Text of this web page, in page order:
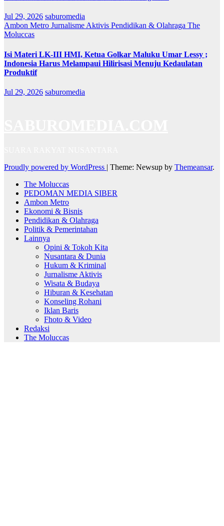
Jul 29, 2026 saburomedia
Ambon Metro Jurnalisme Aktivis Pendidikan & Olahraga The
Moluccas
Isi Materi LK-III HMI, Ketua Golkar Maluku Umar Lessy ;
Indonesia Harus Melampaui Hilirisasi Menuju Kedaulatan
Produktif
Jul 29, 2026 saburomedia
Proudly powered by WordPress | Theme: Newsup by Themeansar.
The Moluccas
PEDOMAN MEDIA SIBER
Ambon Metro
Ekonomi & Bisnis
Pendidikan & Olahraga
Politik & Pemerintahan
Lainnya
Opini & Tokoh Kita
Nusantara & Dunia
Hukum & Kriminal
Jurnalisme Aktivis
Wisata & Budaya
Hiburan & Kesehatan
Konseling Rohani
Iklan Baris
Fhoto & Video
Redaksi
The Moluccas